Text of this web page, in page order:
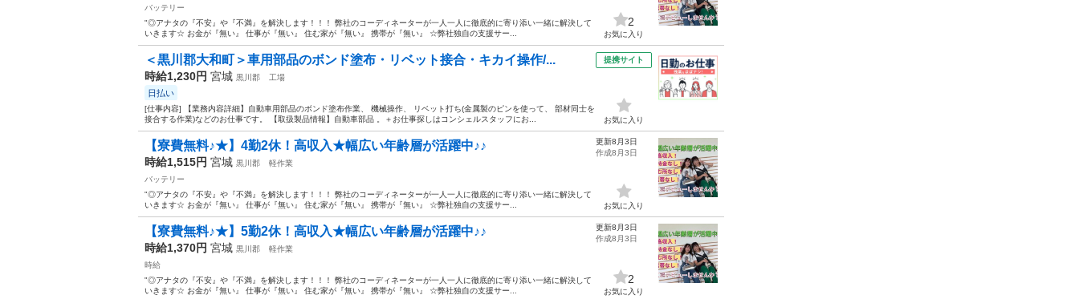
バッテリー
"◎アナタの『不安』や『不満』を解決します！！！ 弊社のコーディネーターが一人一人に徹底的に寄り添い一緒に解決して
いきます☆ お金が『無い』 仕事が『無い』 住む家が『無い』 携帯が『無い』 ☆弊社独自の支援サー...
2
お気に入り
＜黒川郡大和町＞車用部品のボンド塗布・リベット接合・キカイ操作/...
時給1,230円 宮城 黒川郡 工場
日払い
[仕事内容] 【業務内容詳細】自動車用部品のボンド塗布作業、 機械操作、 リベット打ち(金属製のピンを使って、 部材同士を
接合する作業)などのお仕事です。 【取扱製品情報】自動車部品 。＋お仕事探しはコンシェルスタッフにお...
提携サイト
お気に入り
【寮費無料♪★】4勤2休！高収入★幅広い年齢層が活躍中♪♪
時給1,515円 宮城 黒川郡
軽作業
バッテリー
"◎アナタの『不安』や『不満』を解決します！！！ 弊社のコーディネーターが一人一人に徹底的に寄り添い一緒に解決して
いきます☆ お金が『無い』 仕事が『無い』 住む家が『無い』 携帯が『無い』 ☆弊社独自の支援サー...
更新8月3日
作成8月3日
お気に入り
【寮費無料♪★】5勤2休！高収入★幅広い年齢層が活躍中♪♪
時給1,370円 宮城 黒川郡
軽作業
時給
"◎アナタの『不安』や『不満』を解決します！！！ 弊社のコーディネーターが一人一人に徹底的に寄り添い一緒に解決して
いきます☆ お金が『無い』 仕事が『無い』 住む家が『無い』 携帯が『無い』 ☆弊社独自の支援サー...
更新8月3日
作成8月3日
2
お気に入り